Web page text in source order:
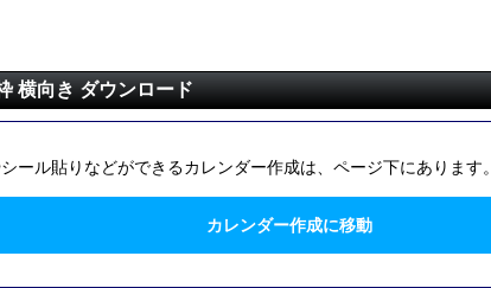
横向き ダウンロード
ール貼りなどができるカレンダー作成は、ページ下にあります。
カレンダー作成に移動